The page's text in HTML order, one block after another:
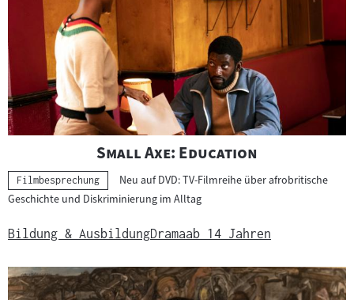
"
Small Axe: Education
Kategorie:
Filmbesprechung
Neu auf DVD: TV-Filmreihe über afrobritische
Geschichte und Diskriminierung im Alltag
Bildung & AusbildungDramaab 14 Jahren